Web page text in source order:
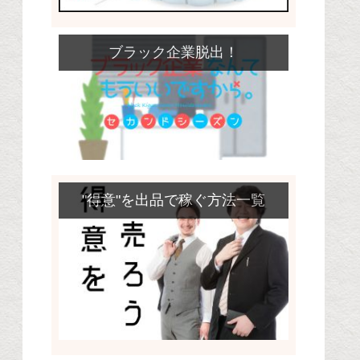
ブラック企業脱出！
"得意"を出品で稼ぐ方法一覧